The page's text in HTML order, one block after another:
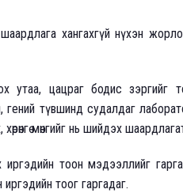
хангахгүй нүхэн
цацраг бодис зэргийг
түвшинд судалдаг
мөнгийг нь шийдэх
тоон мэдээллийг
тоог гаргадаг.